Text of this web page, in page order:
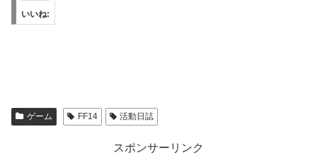
いいね:
ゲーム FF14 活動日誌
スポンサーリンク